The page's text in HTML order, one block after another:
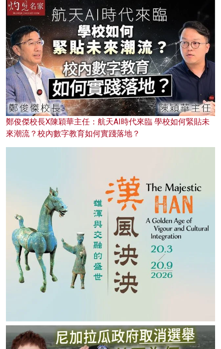
鄭俊傑校長X陳穎華主任：航天AI時代來臨 學校如何緊貼未
來潮流？校內數字教育如何實踐落地？